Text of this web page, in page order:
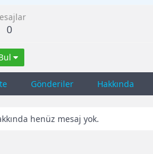
0
Gönderiler Hakkında
henüz mesaj yok.